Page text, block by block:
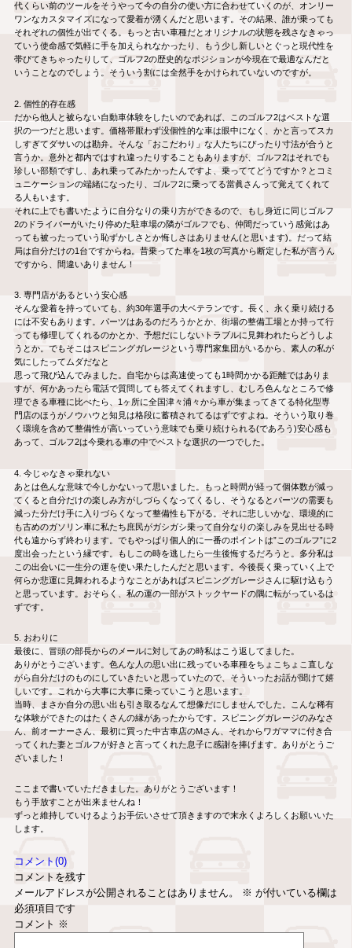
代くらい前のツールをそうやって今の自分の使い方に合わせていくのが、オンリー
ワンなカスタマイズになって愛着が湧くんだと思います。その結果、誰が乗っても
それぞれの個性が出てくる。もっと古い車種だとオリジナルの状態を残さなきゃっ
ていう使命感で気軽に手を加えられなかったり、もう少し新しいとぐっと現代性を
帯びてきちゃったりして、ゴルフ2の歴史的なポジションが今現在で最適なんだと
いうことなのでしょう。そういう割には全然手をかけられていないのですが。
2. 個性的存在感
だから他人と被らない自動車体験をしたいのであれば、このゴルフ2はベストな選
択の一つだと思います。価格帯厭わず没個性的な車は眼中になく、かと言ってスカ
しすぎてダサいのは勘弁。そんな「おこだわり」な人たちにぴったり寸法が合うと
言うか。意外と都内ではすれ違ったりすることもありますが、ゴルフ2はそれでも
珍しい部類ですし、あれ乗ってみたかったんですよ、乗っててどうですか？とコミ
ュニケーションの端緒になったり、ゴルフ2に乗ってる當眞さんって覚えてくれて
る人もいます。
それに上でも書いたように自分なりの乗り方ができるので、もし身近に同じゴルフ
2のドライバーがいたり停めた駐車場の隣がゴルフでも、仲間だっていう感覚はあ
っても被ったっていう恥ずかしさとか悔しさはありません(と思います)。だって結
局は自分だけの1台ですからね。昔乗ってた車を1枚の写真から断定した私が言うん
ですから、間違いありません！
3. 専門店があるという安心感
そんな愛着を持っていても、約30年選手の大ベテランです。長く、永く乗り続ける
には不安もあります。パーツはあるのだろうかとか、街場の整備工場とか持って行
っても修理してくれるのかとか、予想だにしないトラブルに見舞われたらどうしよ
うとか。でもそこはスピニングガレージという専門家集団がいるから、素人の私が
気にしたってムダだなと
思って飛び込んでみました。自宅からは高速使っても1時間かかる距離ではありま
すが、何かあったら電話で質問しても答えてくれますし、むしろ色んなところで修
理できる車種に比べたら、1ヶ所に全国津々浦々から車が集まってきてる特化型専
門店のほうがノウハウと知見は格段に蓄積されてるはずですよね。そういう取り巻
く環境を含めて整備性が高いっていう意味でも乗り続けられる(であろう)安心感も
あって、ゴルフ2は今乗れる車の中でベストな選択の一つでした。
4. 今じゃなきゃ乗れない
あとは色んな意味で今しかないって思いました。もっと時間が経って個体数が減っ
てくると自分だけの楽しみ方がしづらくなってくるし、そうなるとパーツの需要も
減った分だけ手に入りづらくなって整備性も下がる。それに悲しいかな、環境的に
も古めのガソリン車に私たち庶民がガシガシ乗って自分なりの楽しみを見出せる時
代も遠からず終わります。でもやっぱり個人的に一番のポイントは”このゴルフ”に2
度出会ったという縁です。もしこの時を逃したら一生後悔するだろうと。多分私は
この出会いに一生分の運を使い果たしたんだと思います。今後長く乗っていく上で
何らか悲運に見舞われるようなことがあればスピニングガレージさんに駆け込もう
と思っています。おそらく、私の運の一部がストックヤードの隅に転がっているは
ずです。
5. おわりに
最後に、冒頭の部長からのメールに対してあの時私はこう返してました。
ありがとうございます。色んな人の思い出に残っている車種をちょこちょこ直しな
がら自分だけのものにしていきたいと思っていたので、そういったお話が聞けて嬉
しいです。これから大事に大事に乗っていこうと思います。
当時、まさか自分の思い出も引き取るなんて想像だにしませんでした。こんな稀有
な体験ができたのはたくさんの縁があったからです。スピニングガレージのみなさ
ん、前オーナーさん、最初に買った中古車店のMさん、それからワガママに付き合
ってくれた妻とゴルフが好きと言ってくれた息子に感謝を捧げます。ありがとうご
ざいました！
ここまで書いていただきました。ありがとうございます！
もう手放すことが出来ませんね！
ずっと維持していけるようお手伝いさせて頂きますので末永くよろしくお願いいた
します。
コメント(0)
コメントを残す
メールアドレスが公開されることはありません。
※ が付いている欄は
必須項目です
コメント ※